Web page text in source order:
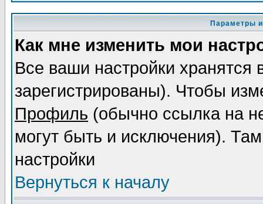
Параметры
Как мне изменить мои
Все ваши настройки
зарегистрированы). Чтобы
Профиль (обычно ссылка на
могут быть и исключения).
настройки
Вернуться к началу